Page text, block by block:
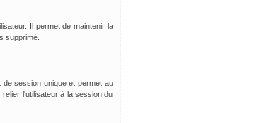
Il permet de maintenir la
supprimé.
session unique et permet au
l'utilisateur à la session du